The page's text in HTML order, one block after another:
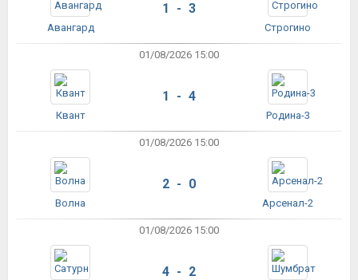
Авангард
1 - 3
Строгино
01/08/2026 15:00
Квант
1 - 4
Родина-3
01/08/2026 15:00
Волна
2 - 0
Арсенал-2
01/08/2026 15:00
4 - 2